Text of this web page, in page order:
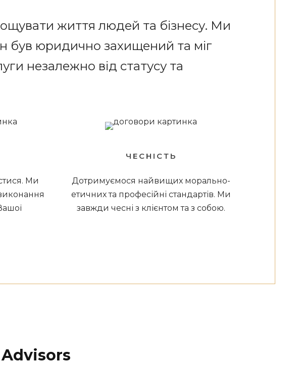
життя людей та бізнесу. Ми
був юридично захищений та міг
незалежно від статусу та
Ми
ЧЕСНІСТЬ
Дотримуємося найвищих морально-
етичних та професійні стандартів. Ми
завжди чесні з клієнтом та з собою.